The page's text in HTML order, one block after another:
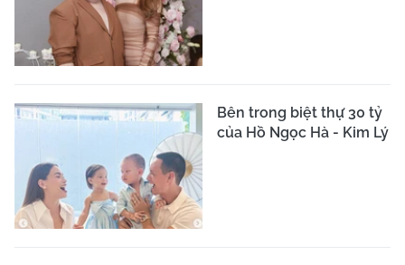
Bên trong biệt thự 30 tỷ
của Hồ Ngọc Hà - Kim Lý